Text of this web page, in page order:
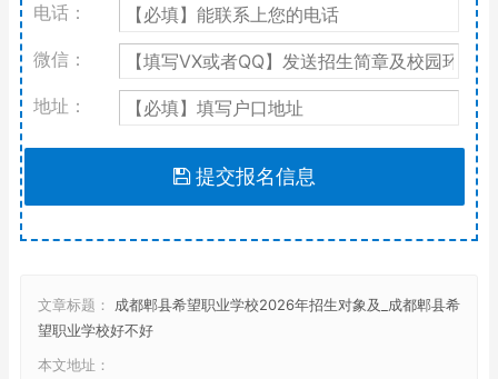
电话：
微信：
地址：
提交报名信息
文章标题： 成都郫县希望职业学校2026年招生对象及_成都郫县希
望职业学校好不好
本文地址：